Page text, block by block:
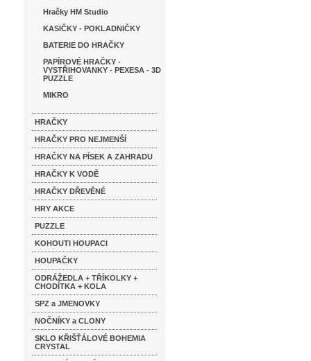
Hračky HM Studio
KASIČKY - POKLADNIČKY
BATERIE DO HRAČKY
PAPÍROVÉ HRAČKY -
VYSTŘIHOVANKY - PEXESA - 3D
PUZZLE
MIKRO
HRAČKY
HRAČKY PRO NEJMENŠÍ
HRAČKY NA PÍSEK A ZAHRADU
HRAČKY K VODĚ
HRAČKY DŘEVĚNÉ
HRY AKCE
PUZZLE
KOHOUTI HOUPACI
HOUPAČKY
ODRÁŽEDLA + TŘÍKOLKY +
CHODÍTKA + KOLA
SPZ a JMENOVKY
NOČNÍKY a CLONY
SKLO KŘIŠŤÁLOVÉ BOHEMIA
CRYSTAL